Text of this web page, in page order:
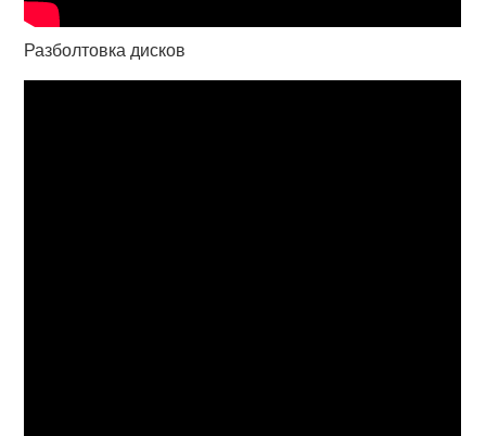
Разболтовка дисков